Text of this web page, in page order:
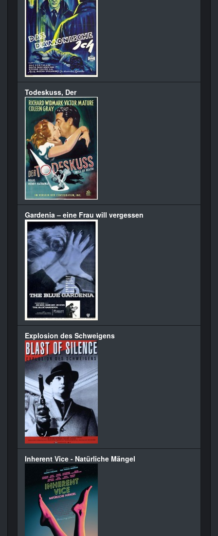
Todeskuss, Der
Gardenia – eine Frau will vergessen
Explosion des Schweigens
Inherent Vice - Natürliche Mängel